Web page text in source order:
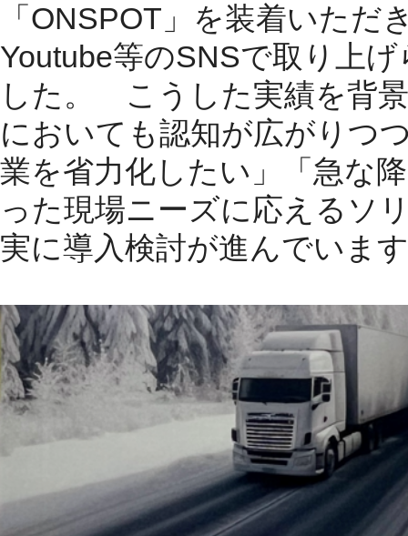
「ONSPOT」を装着いた
Youtube等のSNSで取り上
した。 こうした実績を背
においても認知が広がりつ
業を省力化したい」「急な
った現場ニーズに応えるソ
実に導入検討が進んでいま